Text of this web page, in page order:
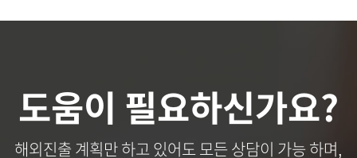
도움이 필요하신가요?
해외진출 계획만 하고 있어도 모든 상담이 가능 하며,